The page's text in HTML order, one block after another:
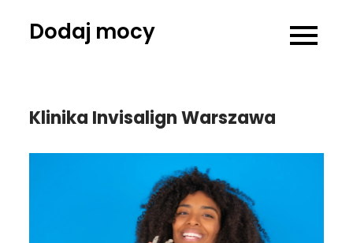
Dodaj mocy
Klinika Invisalign Warszawa